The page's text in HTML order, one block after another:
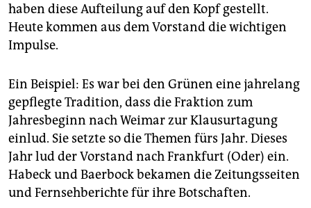
haben diese Aufteilung auf den Kopf gestellt.
Heute kommen aus dem Vorstand die wichtigen
Impulse.
Ein Beispiel: Es war bei den Grünen eine jahrelang
gepflegte Tradition, dass die Fraktion zum
Jahresbeginn nach Weimar zur Klausurtagung
einlud. Sie setzte so die Themen fürs Jahr. Dieses
Jahr lud der Vorstand nach Frankfurt (Oder) ein.
Habeck und Baerbock bekamen die Zeitungsseiten
und Fernsehberichte für ihre Botschaften.